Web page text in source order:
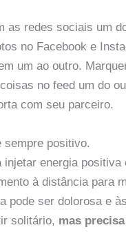
as redes sociais um
no Facebook e
um ao outro.
no feed um do
com seu parceiro.
sempre positivo.
injetar energia positiva
à distância para
pode ser dolorosa e
solitário, mas